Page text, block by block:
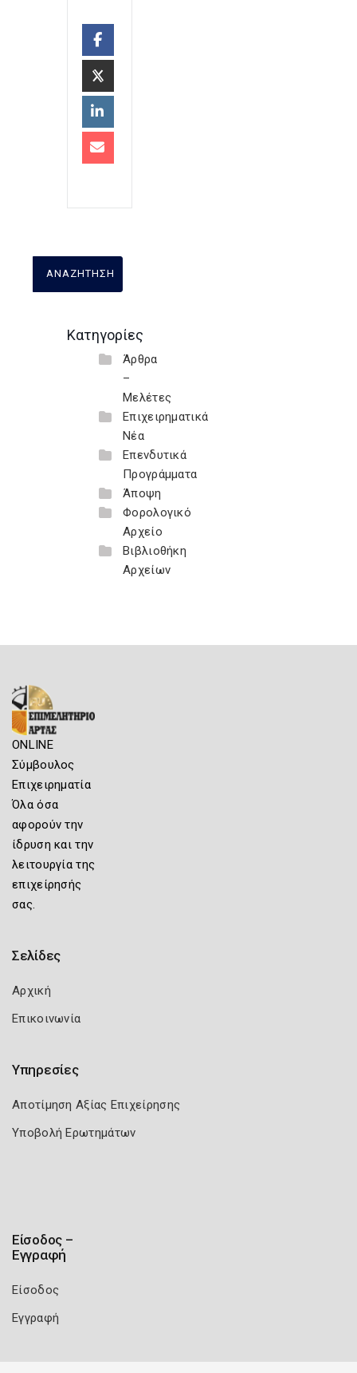
Κατηγορίες
Άρθρα
–
Μελέτες
Επιχειρηματικά
Νέα
Επενδυτικά
Προγράμματα
Άποψη
Φορολογικό
Αρχείο
Βιβλιοθήκη
Αρχείων
ONLINE
Σύμβουλος
Επιχειρηματία
Όλα όσα
αφορούν την
ίδρυση και την
λειτουργία της
επιχείρησής
σας.
Σελίδες
Αρχική
Επικοινωνία
Υπηρεσίες
Αποτίμηση Αξίας Επιχείρησης
Υποβολή Ερωτημάτων
Είσοδος –
Εγγραφή
Είσοδος
Εγγραφή